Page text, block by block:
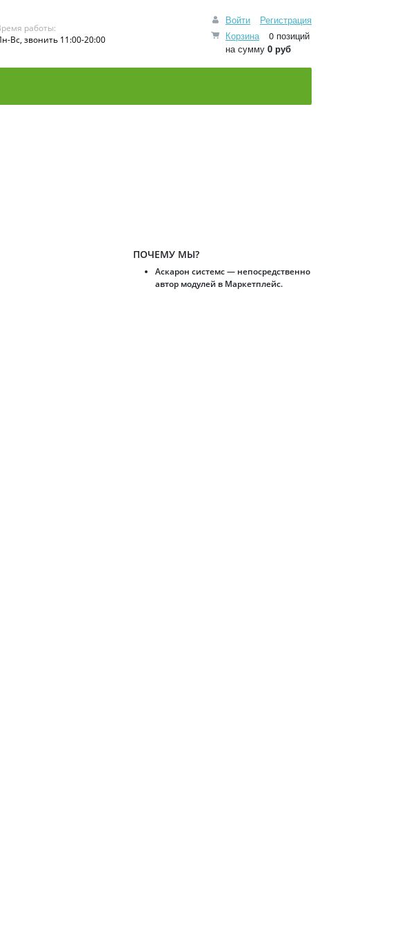
Войти
Регистрация
Корзина
0 позиций
на сумму 0 руб
работы:
Вс, звонить 11:00-20:00
ПОЧЕМУ МЫ?
Аскарон системс — непосредственно
автор модулей в Маркетплейс.